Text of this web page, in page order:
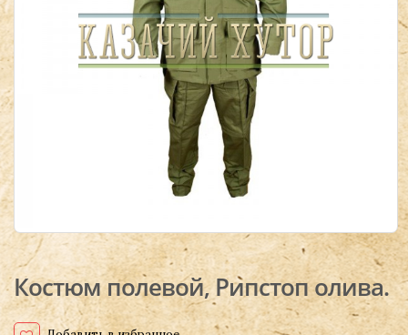
Костюм полевой, Рипстоп олива.